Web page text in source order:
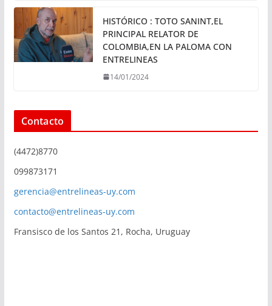
HISTÓRICO : TOTO SANINT,EL
PRINCIPAL RELATOR DE
COLOMBIA,EN LA PALOMA CON
ENTRELINEAS
14/01/2024
Contacto
(4472)8770
099873171
gerencia@entrelineas-uy.com
contacto@entrelineas-uy.com
Fransisco de los Santos 21, Rocha, Uruguay